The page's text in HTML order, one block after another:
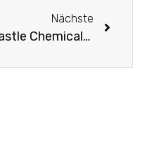
Nächste
Castle Chemicals gibt neuen Vorsitzenden bekannt